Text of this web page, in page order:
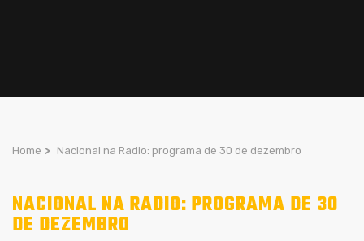
Home > Nacional na Radio: programa de 30 de dezembro
NACIONAL NA RADIO: PROGRAMA DE 30
DE DEZEMBRO